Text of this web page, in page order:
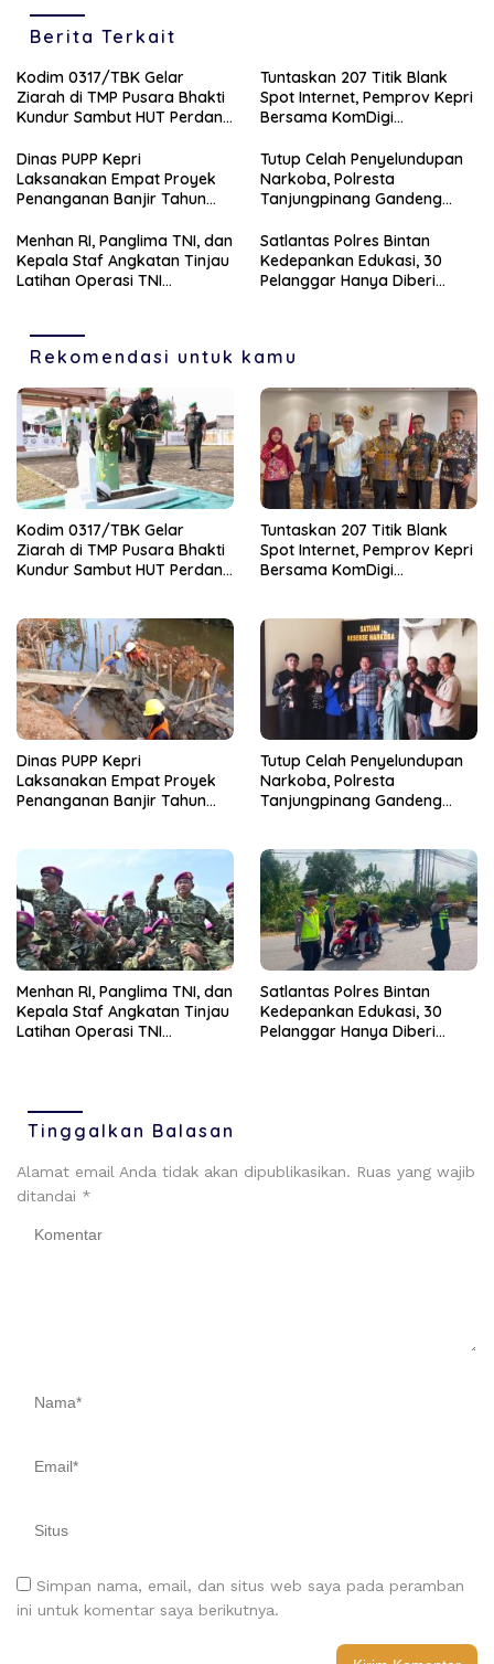
Berita Terkait
Kodim 0317/TBK Gelar
Ziarah di TMP Pusara Bhakti
Kundur Sambut HUT Perdana
Tuntaskan 207 Titik Blank
Spot Internet, Pemprov Kepri
Bersama KomDigi
Frekuensi 700MHz
Dinas PUPP Kepri
Laksanakan Empat Proyek
Penanganan Banjir Tahun
Tutup Celah Penyelundupan
Narkoba, Polresta
Tanjungpinang Gandeng
Menhan RI, Panglima TNI, dan
Kepala Staf Angkatan Tinjau
Latihan Operasi TNI
Satlantas Polres Bintan
Kedepankan Edukasi, 30
Pelanggar Hanya Diberi
Rekomendasi untuk kamu
Kodim 0317/TBK Gelar
Ziarah di TMP Pusara Bhakti
Kundur Sambut HUT Perdana
Tuntaskan 207 Titik Blank
Spot Internet, Pemprov Kepri
Bersama KomDigi
Dinas PUPP Kepri
Laksanakan Empat Proyek
Penanganan Banjir Tahun
Tutup Celah Penyelundupan
Narkoba, Polresta
Tanjungpinang Gandeng
Menhan RI, Panglima TNI, dan
Kepala Staf Angkatan Tinjau
Latihan Operasi TNI
Satlantas Polres Bintan
Kedepankan Edukasi, 30
Pelanggar Hanya Diberi
Tinggalkan Balasan
Alamat email Anda tidak akan dipublikasikan. Ruas yang wajib
ditandai *
Simpan nama, email, dan situs web saya pada peramban
ini untuk komentar saya berikutnya.